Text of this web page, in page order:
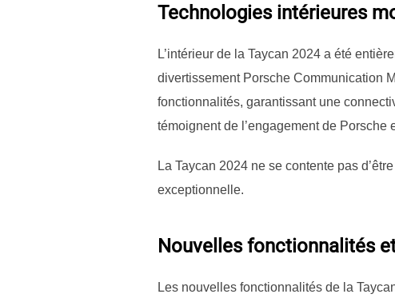
Technologies intérieures
L’intérieur de la Taycan 2024 a été
divertissement Porsche Communication
fonctionnalités, garantissant une
témoignent de l’engagement de Porsche
La Taycan 2024 ne se contente pas
exceptionnelle.
Nouvelles fonctionnalités
Les nouvelles fonctionnalités de la